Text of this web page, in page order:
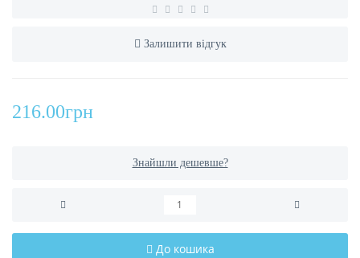
Залишити відгук
216.00грн
Знайшли дешевше?
До кошика